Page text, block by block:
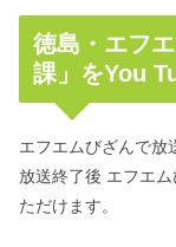
徳島・エフ
課」をYou
エフエムびざんで放
放送終了後 エフエ
ただけます。